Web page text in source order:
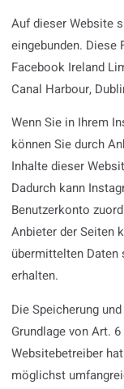
Auf dieser Website
eingebunden. Diese
Facebook Ireland
Canal Harbour,
Wenn Sie in Ihrem
können Sie durch
Inhalte dieser
Dadurch kann
Benutzerkonto
Anbieter der Seiten
übermittelten Daten
erhalten.
Die Speicherung
Grundlage von Art.
Websitebetreiber
möglichst